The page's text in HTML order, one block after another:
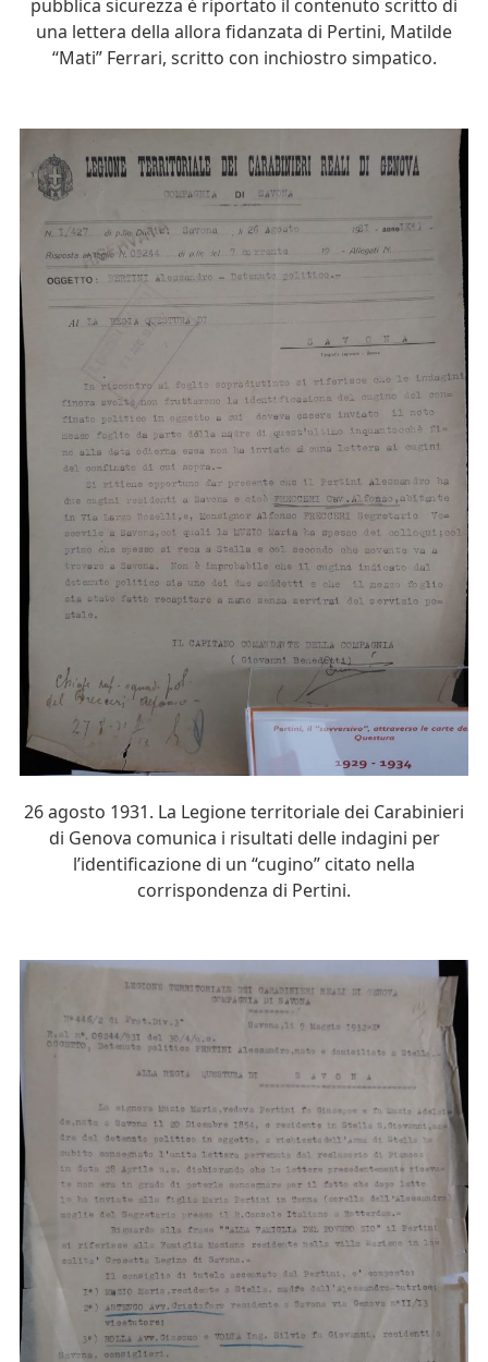
pubblica sicurezza è riportato il contenuto scritto di
una lettera della allora fidanzata di Pertini, Matilde
“Mati” Ferrari, scritto con inchiostro simpatico.
26 agosto 1931. La Legione territoriale dei Carabinieri
di Genova comunica i risultati delle indagini per
l’identificazione di un “cugino” citato nella
corrispondenza di Pertini.